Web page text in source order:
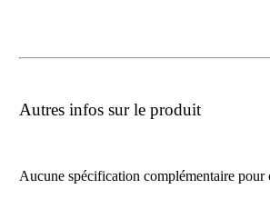
Autres infos sur le produit
Aucune spécification complémentaire pour